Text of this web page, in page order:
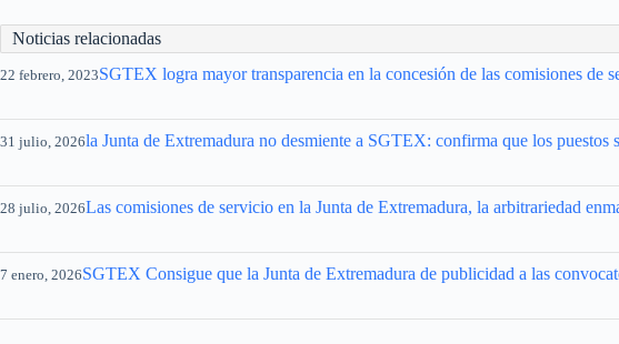
Noticias relacionadas
22 febrero, 2023SGTEX logra mayor transparencia en la concesión de las comisiones de
31 julio, 2026la Junta de Extremadura no desmiente a SGTEX: confirma que los puestos
28 julio, 2026Las comisiones de servicio en la Junta de Extremadura, la arbitrariedad
7 enero, 2026SGTEX Consigue que la Junta de Extremadura de publicidad a las